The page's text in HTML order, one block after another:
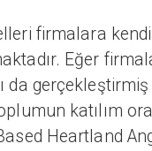
firmalara
Eğer
da
katılım
Heartland